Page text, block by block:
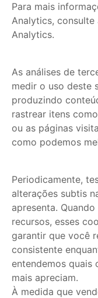
Para mais
Analytics,
Analytics.
As análises de
medir o uso deste
produzindo
rastrear itens
ou as páginas
como podemos
Periodicamente,
alterações subtis
apresenta.
recursos, esses
garantir que você
consistente
entendemos quais
mais apreciam.
À medida que